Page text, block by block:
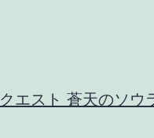
エスト 蒼天のソウ